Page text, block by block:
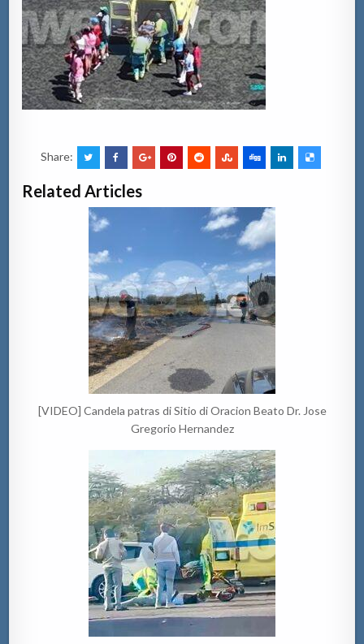
Share:
Related Articles
[VIDEO] Candela patras di Sitio di Oracion Beato Dr. Jose
Gregorio Hernandez